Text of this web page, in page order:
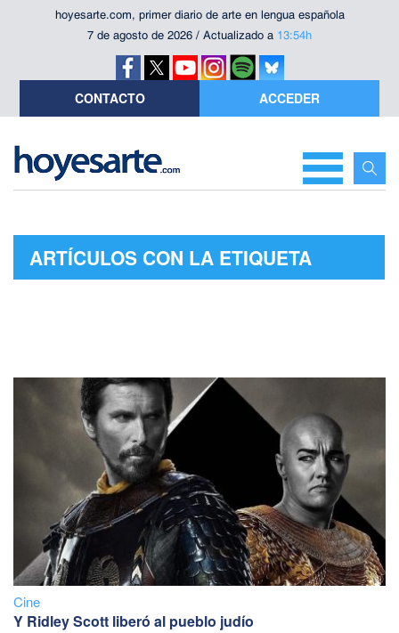
hoyesarte.com, primer diario de arte en lengua española
7 de agosto de 2026 / Actualizado a 13:54h
CONTACTO ACCEDER
ARTÍCULOS CON LA ETIQUETA
Cine
Y Ridley Scott liberó al pueblo judío